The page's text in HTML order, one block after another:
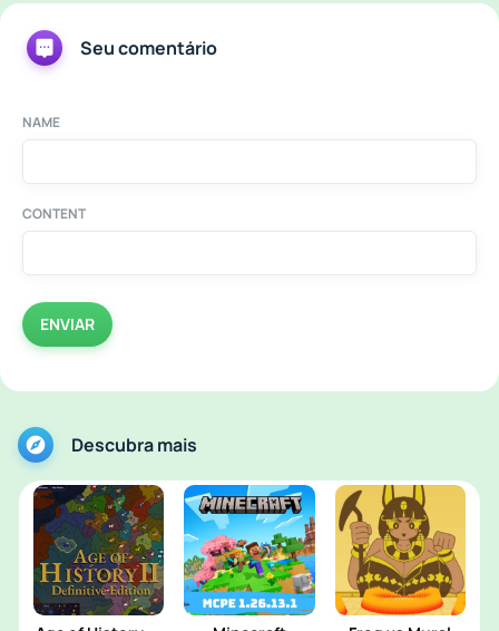
Seu comentário
NAME
CONTENT
ENVIAR
Descubra mais